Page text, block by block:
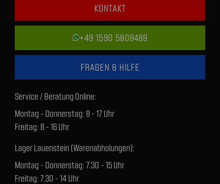
KONTAKT
+49 1590 5808489
FRAGEN & HILFE
Service / Beratung Online:
Montag - Donnerstag: 8 - 17 Uhr
Freitag: 8 - 16 Uhr
Lager Lauenstein (Warenabholungen):
Montag - Donnerstag: 7.30 - 15 Uhr
Freitag: 7.30 - 14 Uhr